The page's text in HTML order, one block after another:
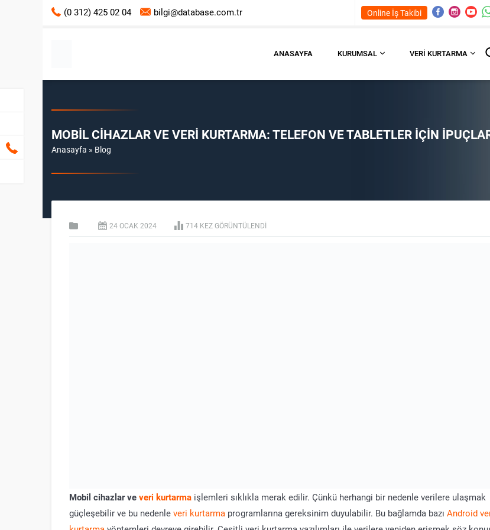
(0 312) 425 02 04 bilgi@database.com.tr Online İş Takibi
ANASAYFA KURUMSAL VERI KURTARMA
MOBIL CIHAZLAR VE VERI KURTARMA: TELEFON VE TABLETLER İÇIN
Anasayfa » Blog
24 OCAK 2024 714 KEZ GÖRÜNTÜLENDI
Mobil cihazlar ve veri kurtarma işlemleri sıklıkla merak edilir. Çünkü herhangi bir nedenle verilere ulaşmak
güçleşebilir ve bu nedenle veri kurtarma programlarına gereksinim duyulabilir. Bu bağlamda bazı Android